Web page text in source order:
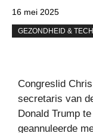
16 mei 2025
GEZONDHEID &
Congreslid
secretaris van
Donald Trump
geannuleerde